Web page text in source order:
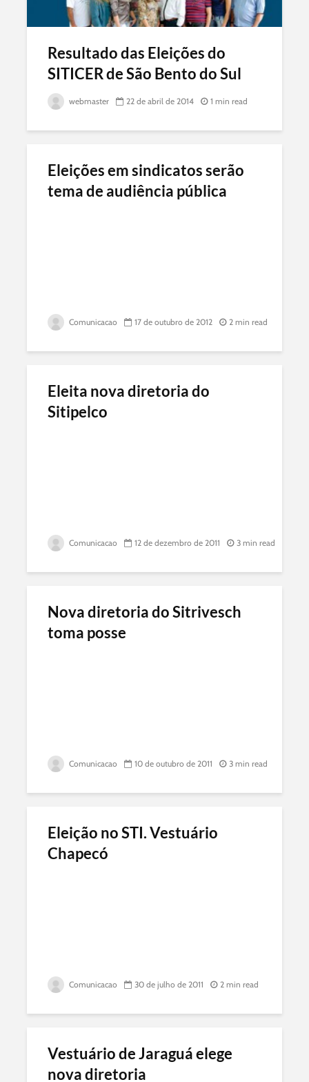
Resultado das Eleições do
SITICER de São Bento do Sul
webmaster 22 de abril de 2014 1 min read
Eleições em sindicatos serão
tema de audiência pública
Comunicacao 17 de outubro de 2012 2 min read
Eleita nova diretoria do
Sitipelco
Comunicacao 12 de dezembro de 2011 3 min read
Nova diretoria do Sitrivesch
toma posse
Comunicacao 10 de outubro de 2011 3 min read
Eleição no STI. Vestuário
Chapecó
Comunicacao 30 de julho de 2011 2 min read
Vestuário de Jaraguá elege
nova diretoria